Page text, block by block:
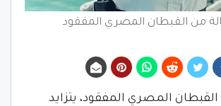
من القبطان المصري المفقود
المصري المفقود، يتزايد